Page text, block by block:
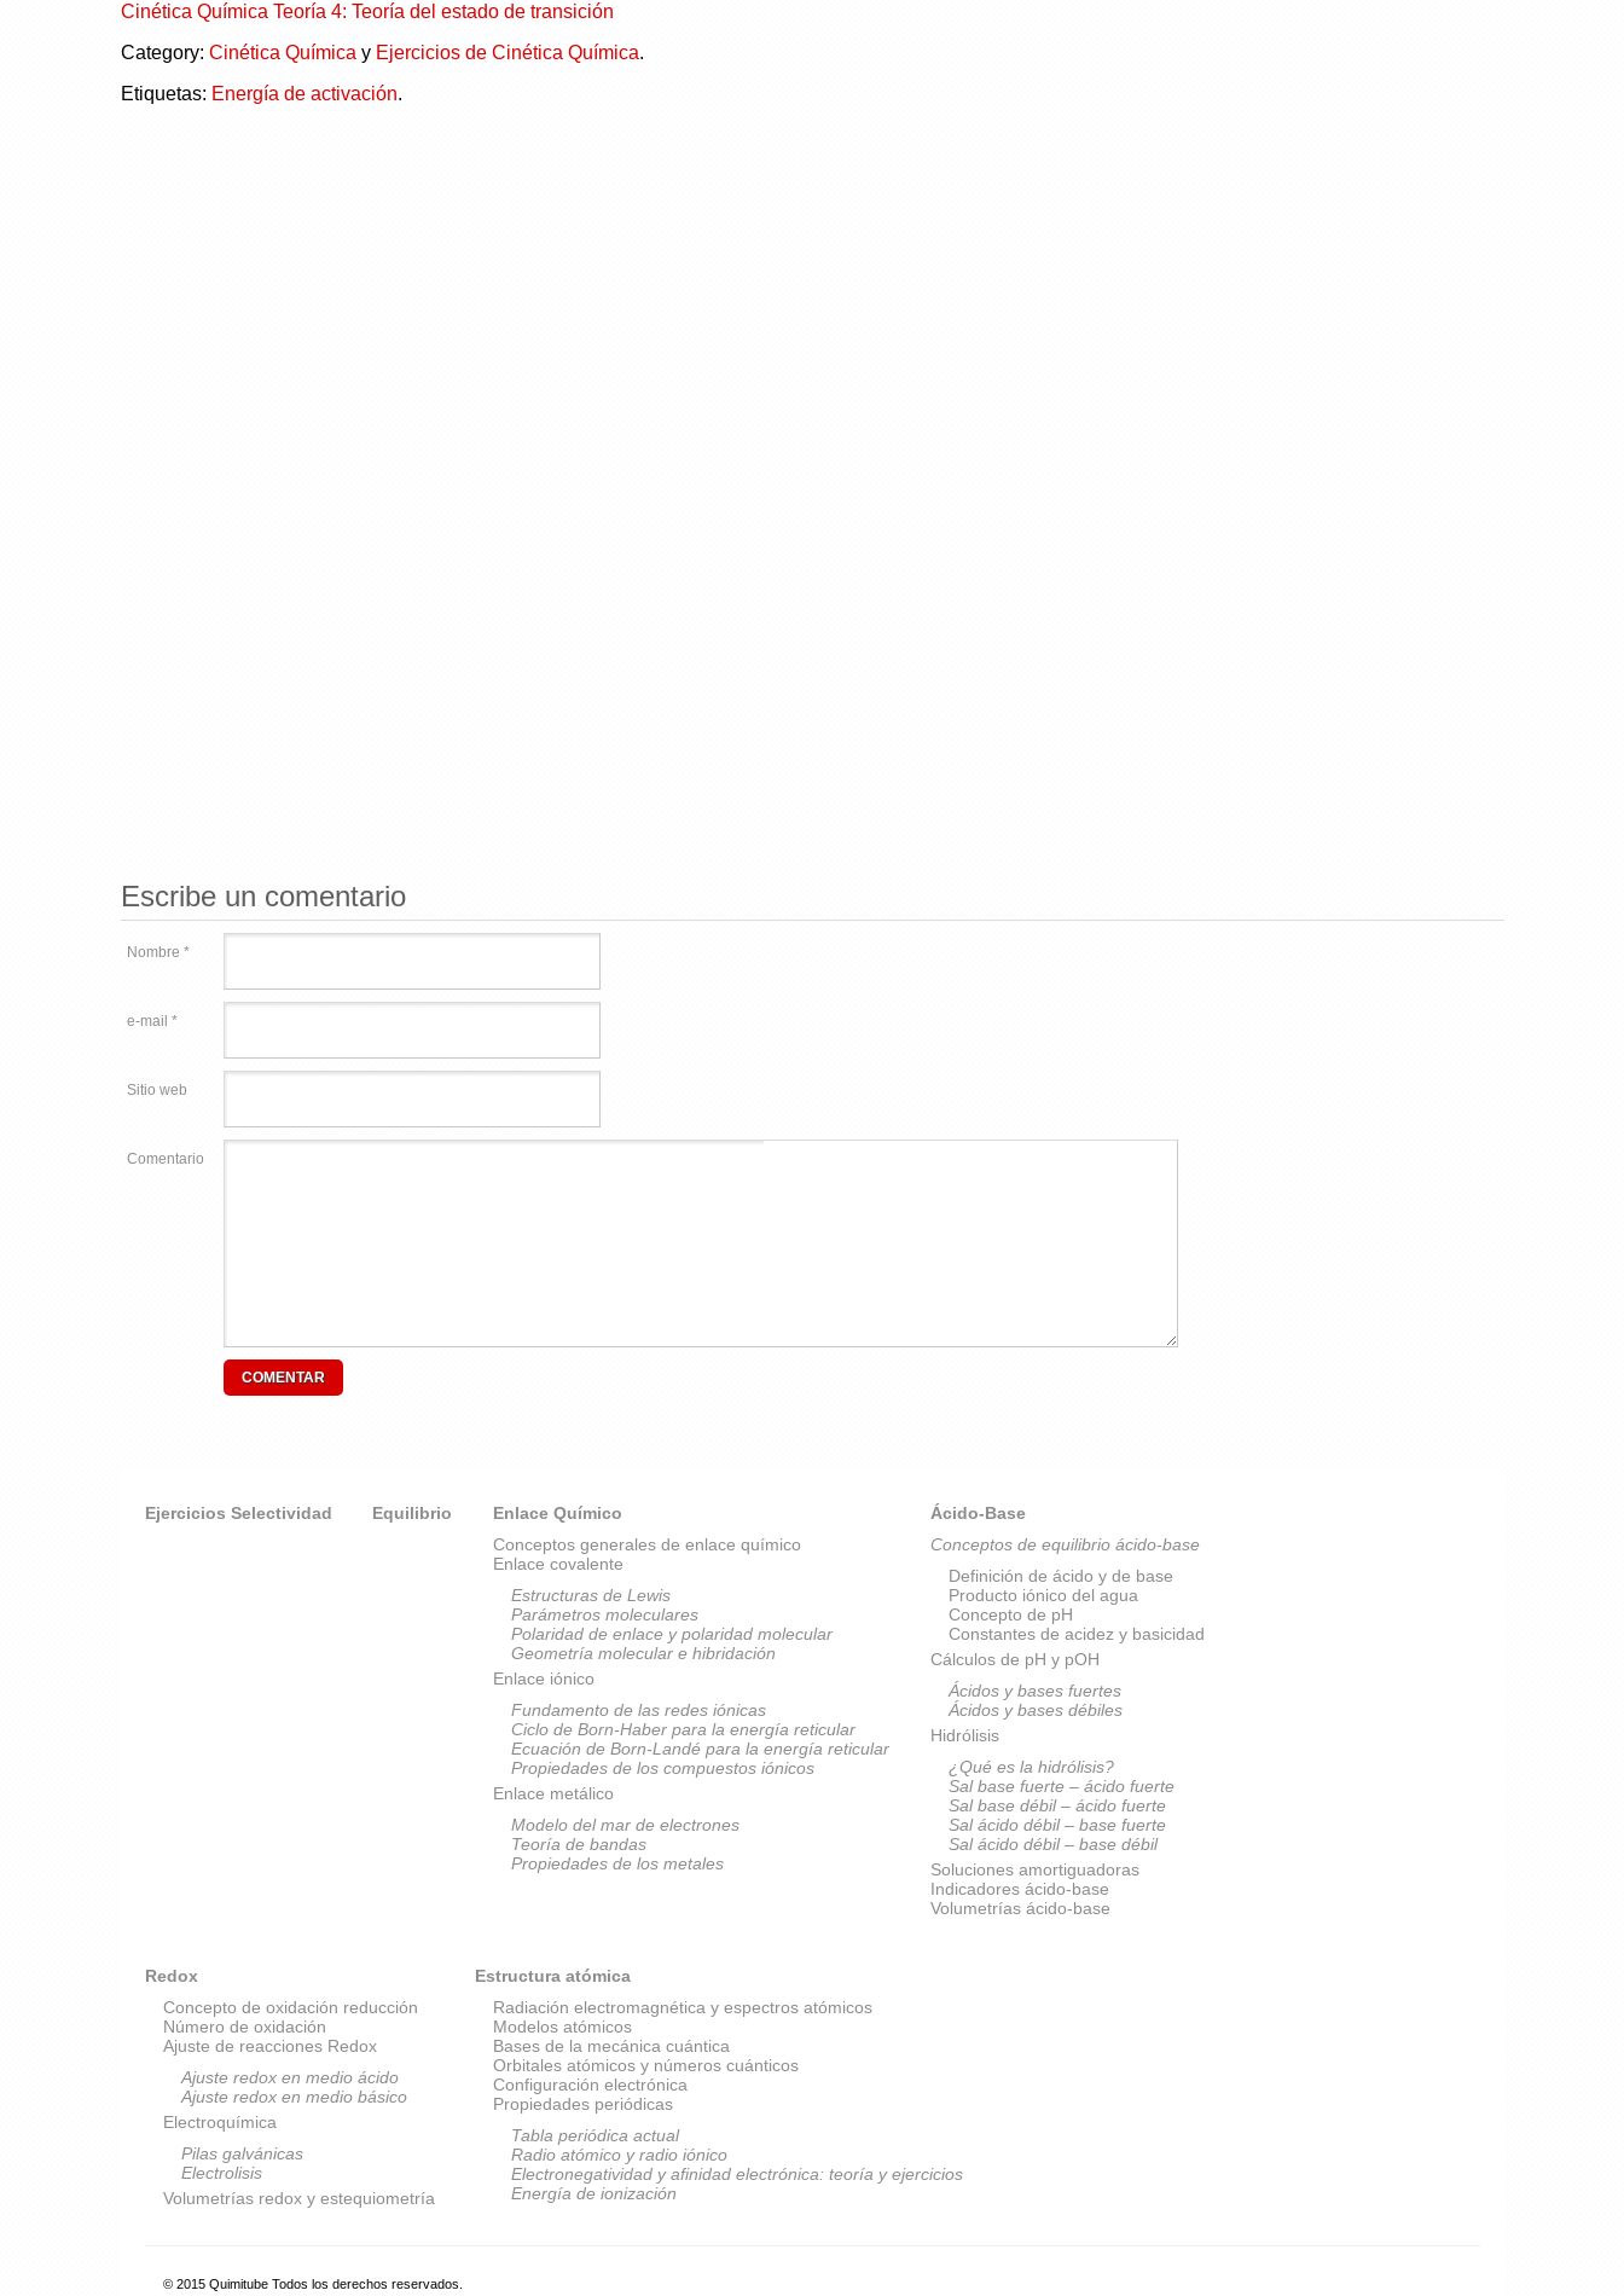
Cinética Química Teoría 4: Teoría del estado de transición
Category: Cinética Química y Ejercicios de Cinética Química.
Etiquetas: Energía de activación.
Escribe un comentario
Nombre *
e-mail *
Sitio web
Comentario
Ejercicios Selectividad Equilibrio
Enlace Químico
Conceptos generales de enlace químico
Enlace covalente
Estructuras de Lewis
Parámetros moleculares
Polaridad de enlace y polaridad molecular
Geometría molecular e hibridación
Enlace iónico
Fundamento de las redes iónicas
Ciclo de Born-Haber para la energía reticular
Ecuación de Born-Landé para la energía reticular
Propiedades de los compuestos iónicos
Enlace metálico
Modelo del mar de electrones
Teoría de bandas
Propiedades de los metales
Ácido-Base
Conceptos de equilibrio ácido-base
Definición de ácido y de base
Producto iónico del agua
Concepto de pH
Constantes de acidez y basicidad
Cálculos de pH y pOH
Ácidos y bases fuertes
Ácidos y bases débiles
Hidrólisis
¿Qué es la hidrólisis?
Sal base fuerte – ácido fuerte
Sal base débil – ácido fuerte
Sal ácido débil – base fuerte
Sal ácido débil – base débil
Soluciones amortiguadoras
Indicadores ácido-base
Volumetrías ácido-base
Redox
Concepto de oxidación reducción
Número de oxidación
Ajuste de reacciones Redox
Ajuste redox en medio ácido
Ajuste redox en medio básico
Electroquímica
Pilas galvánicas
Electrolisis
Volumetrías redox y estequiometría
Estructura atómica
Radiación electromagnética y espectros atómicos
Modelos atómicos
Bases de la mecánica cuántica
Orbitales atómicos y números cuánticos
Configuración electrónica
Propiedades periódicas
Tabla periódica actual
Radio atómico y radio iónico
Electronegatividad y afinidad electrónica: teoría y ejercicios
Energía de ionización
© 2015 Quimitube Todos los derechos reservados.